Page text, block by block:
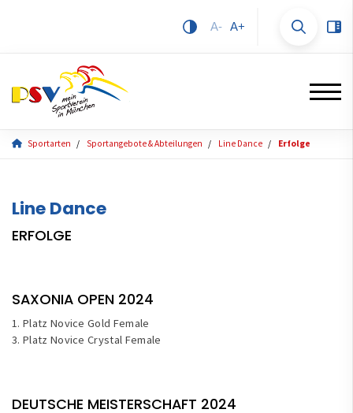
A- A+
Sportarten Sportangebote & Abteilungen Line Dance Erfolge
Line Dance
ERFOLGE
SAXONIA OPEN 2024
1. Platz Novice Gold Female
3. Platz Novice Crystal Female
DEUTSCHE MEISTERSCHAFT 2024